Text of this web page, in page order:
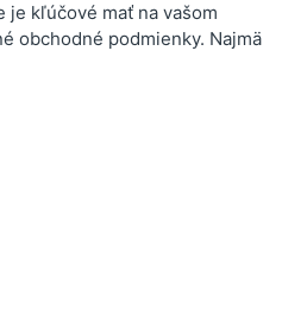
je kľúčové mať na vašom
obchodné podmienky. Najmä